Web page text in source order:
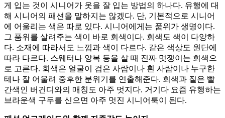
게 입는 것이 시니어가 옷을 잘 입는 방법의 하나다. 유행에 대
해 시니어의 패션을 말하지는 않겠다. 단, 기본적으로 시니어
에 어울리는 색은 따로 있다. 시니어에게는 품위가 생명이다.
그 품위를 살려주는 색이 바로 회색이다. 회색도 색이 다양하
다. 소재에 따라서도 느낌과 색이 다르다. 같은 색상도 원단에
따라 다르다. 스웨터나 양복 등을 살 때 진짜 멋쟁이는 회색으
로 고른다. 회색은 얼굴이 검은 사람이나 흰 사람이나 누구한
테나 잘 어울려 중후한 분위기를 연출해준다. 회색과 짙은 빨
간색인 버건디와의 매칭도 아주 멋지다. 거기다 요즘 유행하는
브라운색 구두를 신으면 아주 멋진 시니어룩이 된다.